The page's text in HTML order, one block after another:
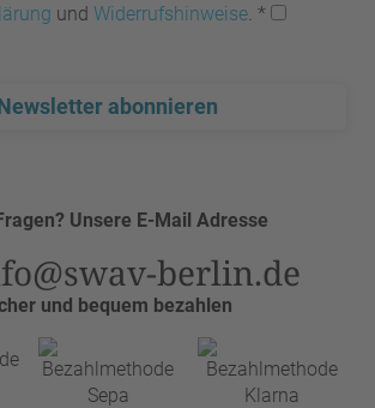
und Widerrufshinweise *
abonnieren
und bequem bezahlen
Unsere E-Mail Adresse
berlin.de